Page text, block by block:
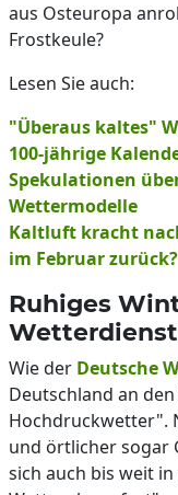
aus Osteuropa
Frostkeule?
Lesen Sie auch:
"Überaus kaltes"
100-jährige
Spekulationen
Wettermodelle
Kaltluft kracht
im Februar zurück?
Ruhiges
Wie der Deutsche
Deutschland an
Hochdruckwetter".
und örtlicher sogar
sich auch bis weit